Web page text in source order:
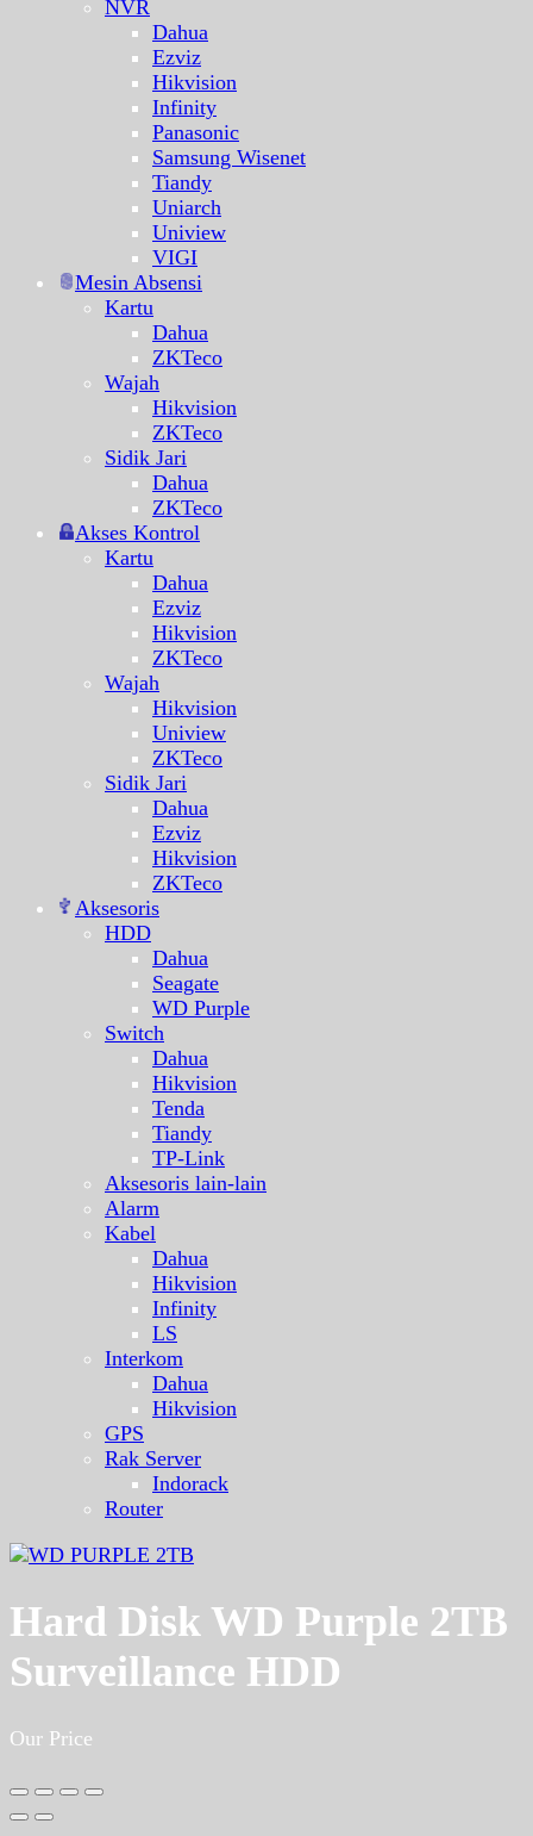
NVR
Dahua
Ezviz
Hikvision
Infinity
Panasonic
Samsung Wisenet
Tiandy
Uniarch
Uniview
VIGI
Mesin Absensi
Kartu
Dahua
ZKTeco
Wajah
Hikvision
ZKTeco
Sidik Jari
Dahua
ZKTeco
Akses Kontrol
Kartu
Dahua
Ezviz
Hikvision
ZKTeco
Wajah
Hikvision
Uniview
ZKTeco
Sidik Jari
Dahua
Ezviz
Hikvision
ZKTeco
Aksesoris
HDD
Dahua
Seagate
WD Purple
Switch
Dahua
Hikvision
Tenda
Tiandy
TP-Link
Aksesoris lain-lain
Alarm
Kabel
Dahua
Hikvision
Infinity
LS
Interkom
Dahua
Hikvision
GPS
Rak Server
Indorack
Router
Hard Disk WD Purple 2TB
Surveillance HDD
Our Price